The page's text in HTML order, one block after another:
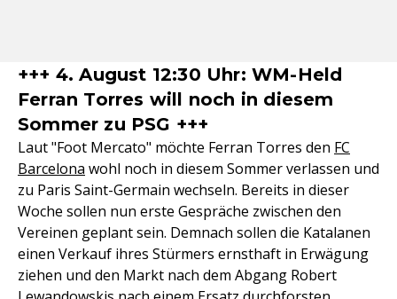
+++ 4. August 12:30 Uhr: WM-Held
Ferran Torres will noch in diesem
Sommer zu PSG +++
Laut "Foot Mercato" möchte Ferran Torres den FC
Barcelona wohl noch in diesem Sommer verlassen und
zu Paris Saint-Germain wechseln. Bereits in dieser
Woche sollen nun erste Gespräche zwischen den
Vereinen geplant sein. Demnach sollen die Katalanen
einen Verkauf ihres Stürmers ernsthaft in Erwägung
ziehen und den Markt nach dem Abgang Robert